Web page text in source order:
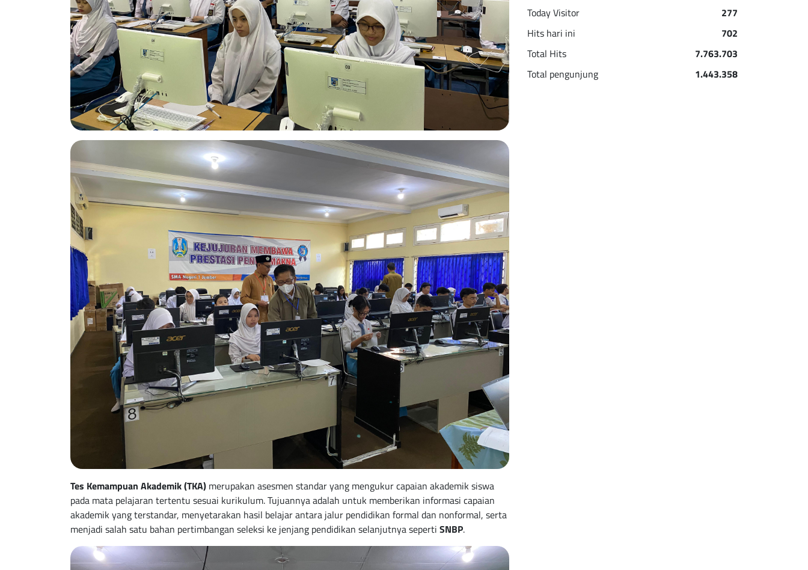
Tes Kemampuan Akademik (TKA) merupakan asesmen standar yang mengukur capaian akademik siswa
pada mata pelajaran tertentu sesuai kurikulum. Tujuannya adalah untuk memberikan informasi capaian
akademik yang terstandar, menyetarakan hasil belajar antara jalur pendidikan formal dan nonformal, serta
menjadi salah satu bahan pertimbangan seleksi ke jenjang pendidikan selanjutnya seperti SNBP.
Today Visitor
277
Hits hari ini
702
Total Hits
7.763.703
Total pengunjung
1.443.358